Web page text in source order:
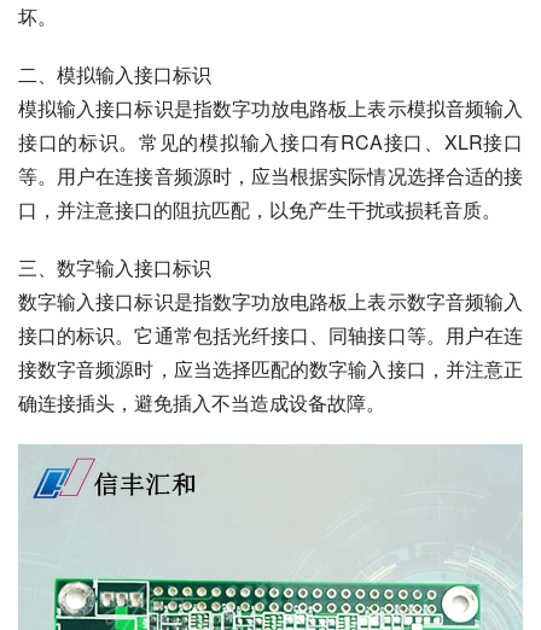
坏。
二、模拟输入接口标识
模拟输入接口标识是指数字功放电路板上表示模拟音频输入
接口的标识。常见的模拟输入接口有RCA接口、XLR接口
等。用户在连接音频源时，应当根据实际情况选择合适的接
口，并注意接口的阻抗匹配，以免产生干扰或损耗音质。
三、数字输入接口标识
数字输入接口标识是指数字功放电路板上表示数字音频输入
接口的标识。它通常包括光纤接口、同轴接口等。用户在连
接数字音频源时，应当选择匹配的数字输入接口，并注意正
确连接插头，避免插入不当造成设备故障。